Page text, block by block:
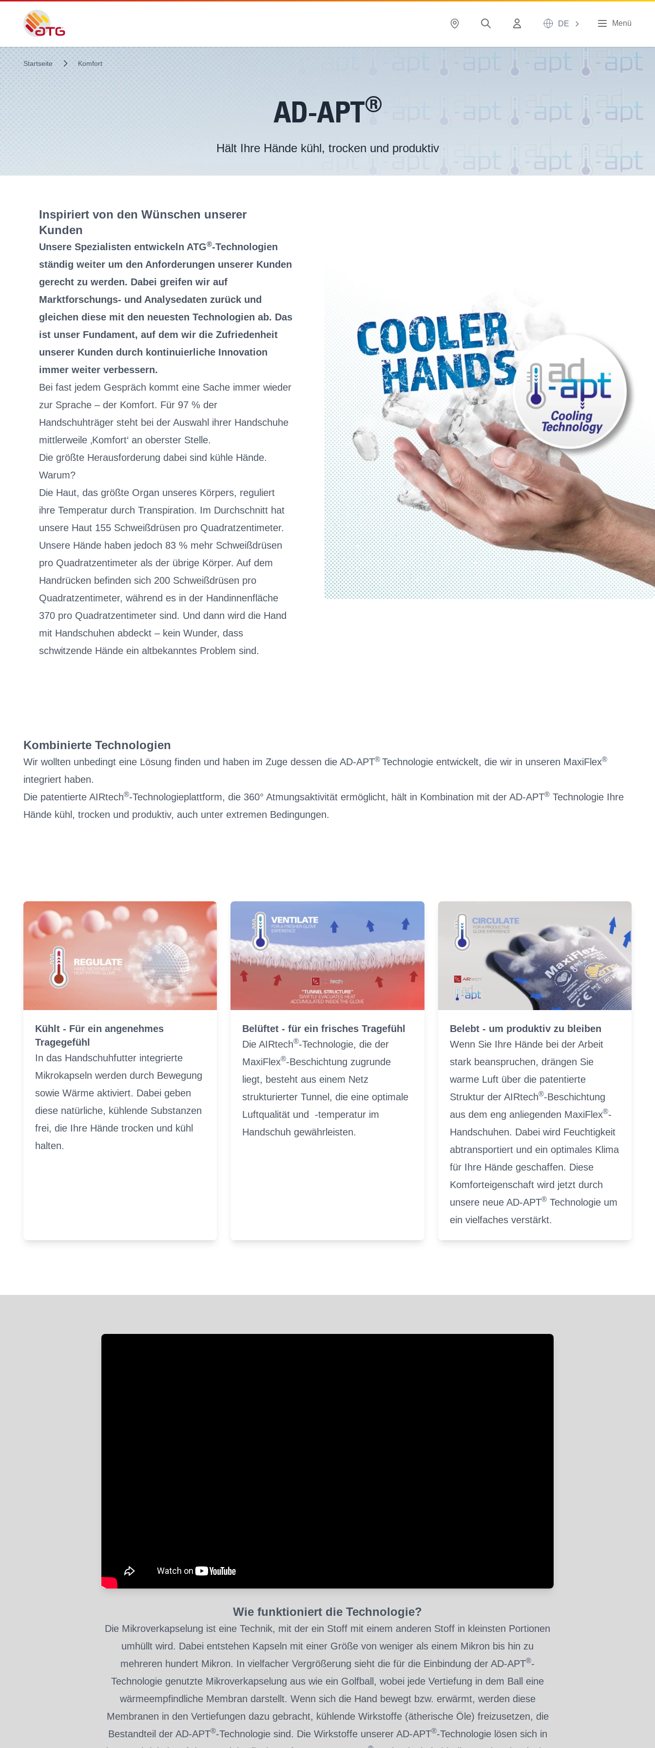
DE Menü
Startseite Komfort
AD-APT ®
Hält Ihre Hände kühl, trocken und produktiv
Inspiriert von den Wünschen unserer
Kunden
Unsere Spezialisten entwickeln ATG®-Technologien
ständig weiter um den Anforderungen unserer Kunden
gerecht zu werden. Dabei greifen wir auf
Marktforschungs- und Analysedaten zurück und
gleichen diese mit den neuesten Technologien ab. Das
ist unser Fundament, auf dem wir die Zufriedenheit
unserer Kunden durch kontinuierliche Innovation
immer weiter verbessern.
Bei fast jedem Gespräch kommt eine Sache immer wieder
zur Sprache – der Komfort. Für 97 % der
Handschuhträger steht bei der Auswahl ihrer Handschuhe
mittlerweile ‚Komfort‘ an oberster Stelle.
Die größte Herausforderung dabei sind kühle Hände.
Warum?
Die Haut, das größte Organ unseres Körpers, reguliert
ihre Temperatur durch Transpiration. Im Durchschnitt hat
unsere Haut 155 Schweißdrüsen pro Quadratzentimeter.
Unsere Hände haben jedoch 83 % mehr Schweißdrüsen
pro Quadratzentimeter als der übrige Körper. Auf dem
Handrücken befinden sich 200 Schweißdrüsen pro
Quadratzentimeter, während es in der Handinnenfläche
370 pro Quadratzentimeter sind. Und dann wird die Hand
mit Handschuhen abdeckt – kein Wunder, dass
schwitzende Hände ein altbekanntes Problem sind.
Kombinierte Technologien
Wir wollten unbedingt eine Lösung finden und haben im Zuge dessen die AD-APT® Technologie entwickelt, die wir in unseren MaxiFlex®
integriert haben.
Die patentierte AIRtech®-Technologieplattform, die 360° Atmungsaktivität ermöglicht, hält in Kombination mit der AD-APT® Technologie Ihre
Hände kühl, trocken und produktiv, auch unter extremen Bedingungen.
Kühlt - Für ein angenehmes
Tragegefühl
In das Handschuhfutter integrierte
Mikrokapseln werden durch Bewegung
sowie Wärme aktiviert. Dabei geben
diese natürliche, kühlende Substanzen
frei, die Ihre Hände trocken und kühl
halten.
Belüftet - für ein frisches Tragefühl
Die AIRtech®-Technologie, die der
MaxiFlex®-Beschichtung zugrunde
liegt, besteht aus einem Netz
strukturierter Tunnel, die eine optimale
Luftqualität und -temperatur im
Handschuh gewährleisten.
Belebt - um produktiv zu bleiben
Wenn Sie Ihre Hände bei der Arbeit
stark beanspruchen, drängen Sie
warme Luft über die patentierte
Struktur der AIRtech®-Beschichtung
aus dem eng anliegenden MaxiFlex®-
Handschuhen. Dabei wird Feuchtigkeit
abtransportiert und ein optimales Klima
für Ihre Hände geschaffen. Diese
Komforteigenschaft wird jetzt durch
unsere neue AD-APT®Technologie um
ein vielfaches verstärkt.
Wie funktioniert die Technologie?
Die Mikroverkapselung ist eine Technik, mit der ein Stoff mit einem anderen Stoff in kleinsten Portionen
umhüllt wird. Dabei entstehen Kapseln mit einer Größe von weniger als einem Mikron bis hin zu
mehreren hundert Mikron. In vielfacher Vergrößerung sieht die für die Einbindung der AD-APT®-
Technologie genutzte Mikroverkapselung aus wie ein Golfball, wobei jede Vertiefung in dem Ball eine
wärmeempfindliche Membran darstellt. Wenn sich die Hand bewegt bzw. erwärmt, werden diese
Membranen in den Vertiefungen dazu gebracht, kühlende Wirkstoffe (ätherische Öle) freizusetzen, die
Bestandteil der AD-APT®-Technologie sind. Die Wirkstoffe unserer AD-APT®-Technologie lösen sich in